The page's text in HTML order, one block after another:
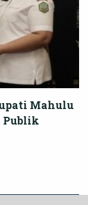
Mahulu
Publik